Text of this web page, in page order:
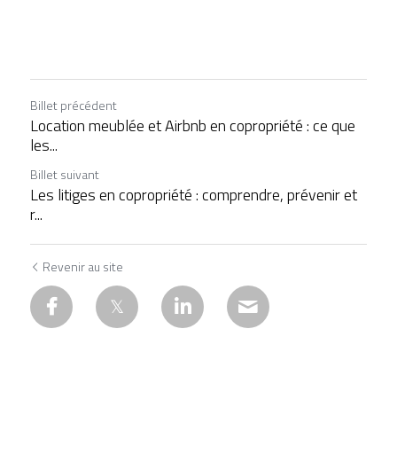
Billet précédent
Location meublée et Airbnb en copropriété : ce que
les...
Billet suivant
Les litiges en copropriété : comprendre, prévenir et
r...
Revenir au site